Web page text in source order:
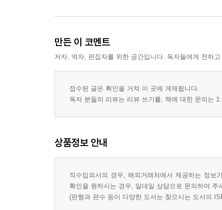
만든 이 코멘트
저자, 역자, 편집자를 위한 공간입니다. 독자들에게 전하
접수된 글은 확인을 거쳐 이 곳에 게재됩니다.
독자 분들의 리뷰는 리뷰 쓰기를, 책에 대한 문의는
상품정보 안내
직수입외서의 경우, 해외거래처에서 제공하는 정
확인을 원하시는 경우, 일대일 상담으로 문의하여 주
(판형과 판수 등이 다양한 도서는 찾으시는 도서의